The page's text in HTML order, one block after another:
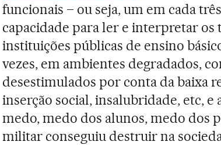
funcionais – ou seja, um em cada
capacidade para ler e interpretar os
instituições públicas de ensino
vezes, em ambientes degradados,
desestimulados por conta da baixa
inserção social, insalubridade, etc,
medo, medo dos alunos, medo dos
militar conseguiu destruir na